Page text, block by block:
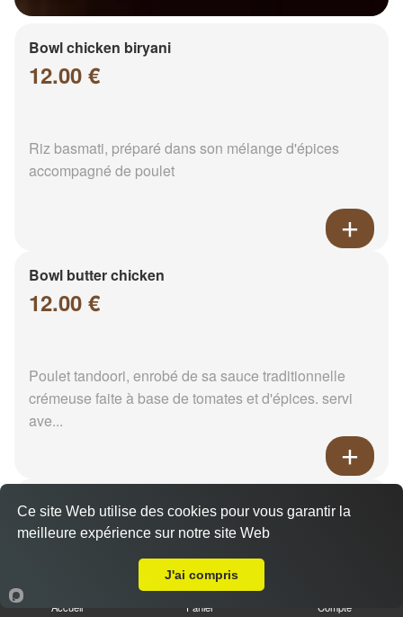
Bowl chicken biryani
12.00 €
Riz basmati, préparé dans son mélange d'épices
accompagné de poulet
Bowl butter chicken
12.00 €
Poulet tandoori, enrobé de sa sauce traditionnelle
crémeuse faite à base de tomates et d'épices. servi
ave...
Matter keema
12.00 €
Accueil Panier Compte
Ce site Web utilise des cookies pour vous garantir la
meilleure expérience sur notre site Web
J'ai compris